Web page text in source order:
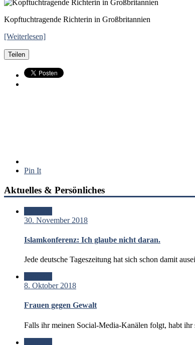
Kopftuchtragende Richterin in Großbritannien
[Weiterlesen]
Teilen
Pin It
Aktuelles & Persönliches
30. November 2018
Islamkonferenz: Ich glaube nicht daran.
Jede deutsche Tageszeitung hat sich schon damit
8. Oktober 2018
Frauen gegen Gewalt
Falls ihr meinen Social-Media-Kanälen folgt, habt